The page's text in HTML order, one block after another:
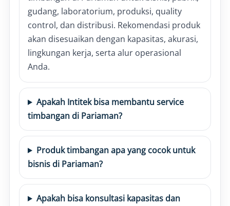
gudang, laboratorium, produksi, quality
control, dan distribusi. Rekomendasi produk
akan disesuaikan dengan kapasitas, akurasi,
lingkungan kerja, serta alur operasional
Anda.
Apakah Intitek bisa membantu service
timbangan di Pariaman?
Produk timbangan apa yang cocok untuk
bisnis di Pariaman?
Apakah bisa konsultasi kapasitas dan